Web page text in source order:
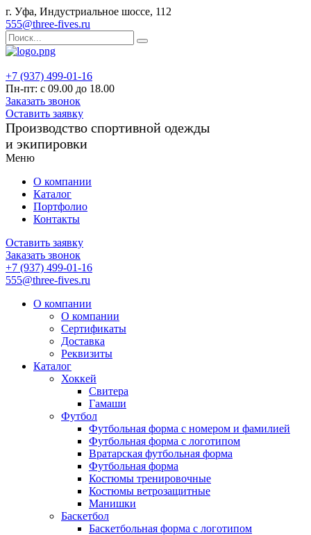
г. Уфа, Индустриальное шоссе, 112
555@three-fives.ru
+7 (937) 499-01-16
Пн-пт: с 09.00 до 18.00
Заказать звонок
Оставить заявку
Производство спортивной одежды
и экипировки
Меню
О компании
Каталог
Портфолио
Контакты
Оставить заявку
Заказать звонок
+7 (937) 499-01-16
555@three-fives.ru
О компании
О компании
Сертификаты
Доставка
Реквизиты
Каталог
Хоккей
Свитера
Гамаши
Футбол
Футбольная форма с номером и фамилией
Футбольная форма с логотипом
Вратарская футбольная форма
Футбольная форма
Костюмы тренировочные
Костюмы ветрозащитные
Манишки
Баскетбол
Баскетбольная форма с логотипом